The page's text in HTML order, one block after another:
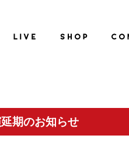
期のお知らせ